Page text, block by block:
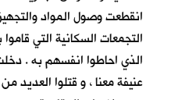
انقطعت وصول المواد
التجمعات السكانية التي
الذي احاطوا انفسهم به .
عنيفة معنا ، و قتلوا